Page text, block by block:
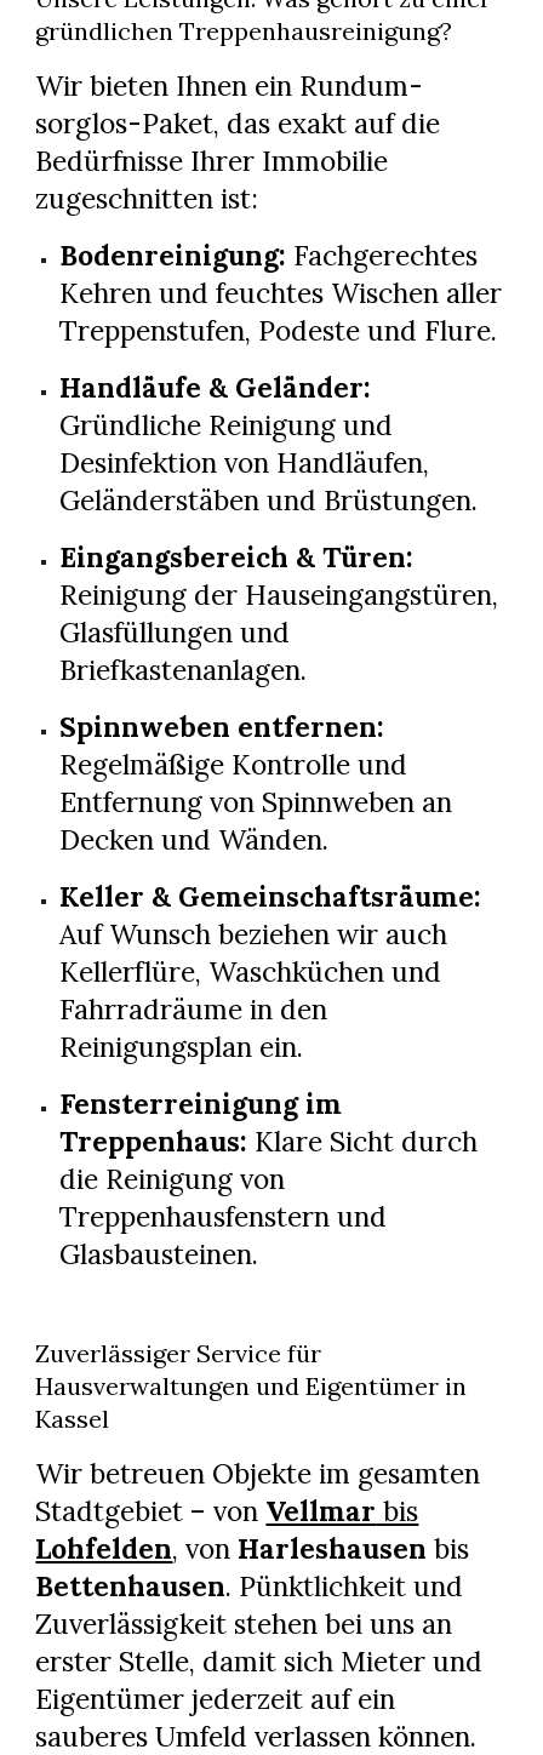
gründlichen Treppenhausreinigung?
Wir bieten Ihnen ein Rundum-
sorglos-Paket, das exakt auf die
Bedürfnisse Ihrer Immobilie
zugeschnitten ist:
Bodenreinigung: Fachgerechtes
Kehren und feuchtes Wischen aller
Treppenstufen, Podeste und Flure.
Handläufe & Geländer:
Gründliche Reinigung und
Desinfektion von Handläufen,
Geländerstäben und Brüstungen.
Eingangsbereich & Türen:
Reinigung der Hauseingangstüren,
Glasfüllungen und
Briefkastenanlagen.
Spinnweben entfernen:
Regelmäßige Kontrolle und
Entfernung von Spinnweben an
Decken und Wänden.
Keller & Gemeinschaftsräume:
Auf Wunsch beziehen wir auch
Kellerflüre, Waschküchen und
Fahrradräume in den
Reinigungsplan ein.
Fensterreinigung im
Treppenhaus: Klare Sicht durch
die Reinigung von
Treppenhausfenstern und
Glasbausteinen.
Zuverlässiger Service für
Hausverwaltungen und Eigentümer in
Kassel
Wir betreuen Objekte im gesamten
Stadtgebiet – von Vellmar bis
Lohfelden, von Harleshausen bis
Bettenhausen. Pünktlichkeit und
Zuverlässigkeit stehen bei uns an
erster Stelle, damit sich Mieter und
Eigentümer jederzeit auf ein
sauberes Umfeld verlassen können.